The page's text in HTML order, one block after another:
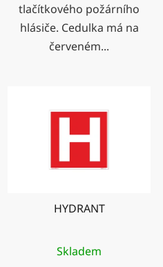
tlačítkového požárního
hlásiče. Cedulka má na
červeném...
HYDRANT
Skladem